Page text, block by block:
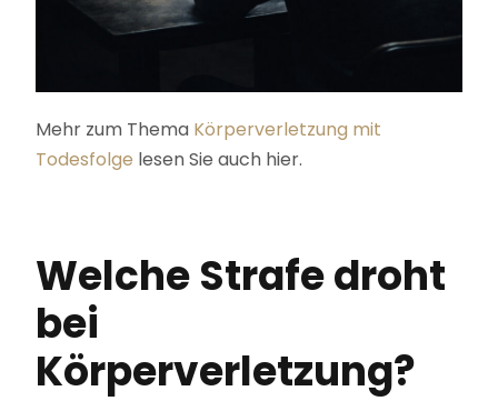
Mehr zum Thema Körperverletzung mit
Todesfolge lesen Sie auch hier.
Welche Strafe droht
bei
Körperverletzung?